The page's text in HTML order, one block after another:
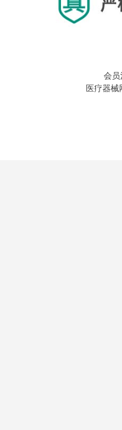
会
医疗器